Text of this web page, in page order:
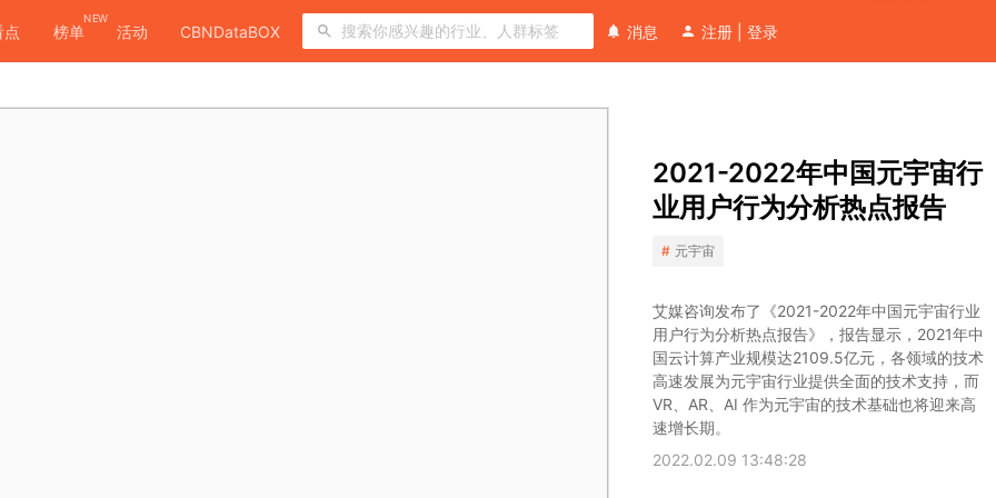
点 榜单
NEW
活动 CBNDataBOX 消息 注册 登录
2021-2022年中国元宇宙行
业用户行为分析热点报告
元宇宙
艾媒咨询发布了《2021-2022年中国元宇宙行业
用户行为分析热点报告》，报告显示，2021年中
国云计算产业规模达2109.5亿元，各领域的技术
高速发展为元宇宙行业提供全面的技术支持，而
VR、AR、AI 作为元宇宙的技术基础也将迎来高
速增长期。
2022.02.09 13:48:28
国云计算产业规模达2109.5亿元，各领域的技术
高速发展为元宇宙行业提供全面的技术支持，而
VR、AR、AI 作为元宇宙的技术基础也将迎来高
速增长期。